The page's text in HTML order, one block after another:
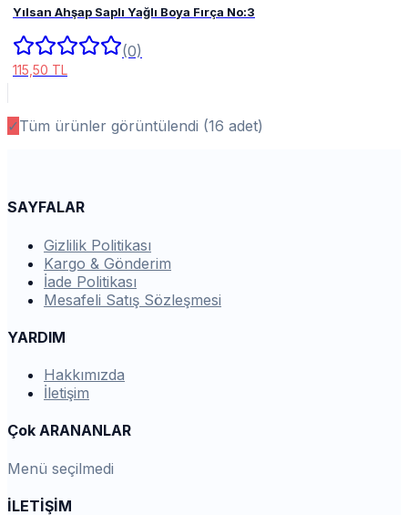
Yılsan Ahşap Saplı Yağlı Boya Fırça No:3
(0)
115,50 TL
✓Tüm ürünler görüntülendi (16 adet)
SAYFALAR
Gizlilik Politikası
Kargo & Gönderim
İade Politikası
Mesafeli Satış Sözleşmesi
YARDIM
Hakkımızda
İletişim
Çok ARANANLAR
Menü seçilmedi
İLETİŞİM